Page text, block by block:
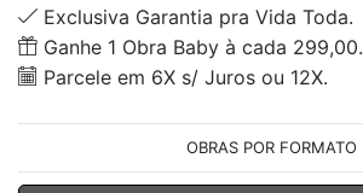
Exclusiva Garantia pra Vida Toda.
Ganhe 1 Obra Baby à cada 299,00.
Parcele em 6X s/ Juros ou 12X.
OBRAS POR FORMATO